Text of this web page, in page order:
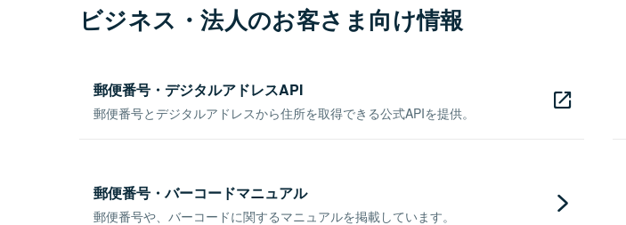
ビジネス・法人のお客さま向け情報
郵便番号・デジタルアドレスAPI
郵便番号とデジタルアドレスから住所を取得できる公式APIを提供。
郵便番号・バーコードマニュアル
郵便番号や、バーコードに関するマニュアルを掲載しています。